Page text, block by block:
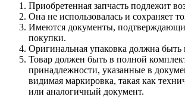
Приобретенная запчасть подлежит
Она не использовалась и сохраняет
Имеются документы,
покупки.
Оригинальная упаковка должна
Товар должен быть в полной
принадлежности, указанные в
видимая маркировка, такая как
или аналогичный документ.